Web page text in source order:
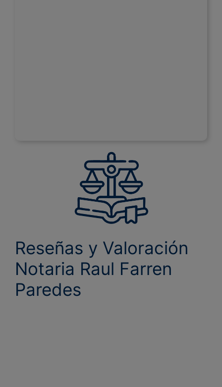
Reseñas y Valoración
Notaria Raul Farren
Paredes